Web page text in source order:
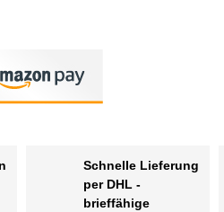
Schnelle Lieferung
per DHL -
brieffähige